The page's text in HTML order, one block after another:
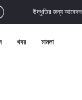
উদ্ধৃতির জন্য আবেদন
খবর মামলা